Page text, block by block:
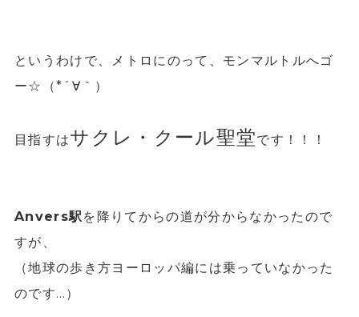
というわけで、メトロにのって、モンマルトルへゴ
ー☆（*´∀｀）
目指すはサクレ・クール聖堂です！！！
Anvers駅を降りてからの道が分からなかったので
すが、
（地球の歩き方ヨーロッパ編には乗っていなかった
のです…）